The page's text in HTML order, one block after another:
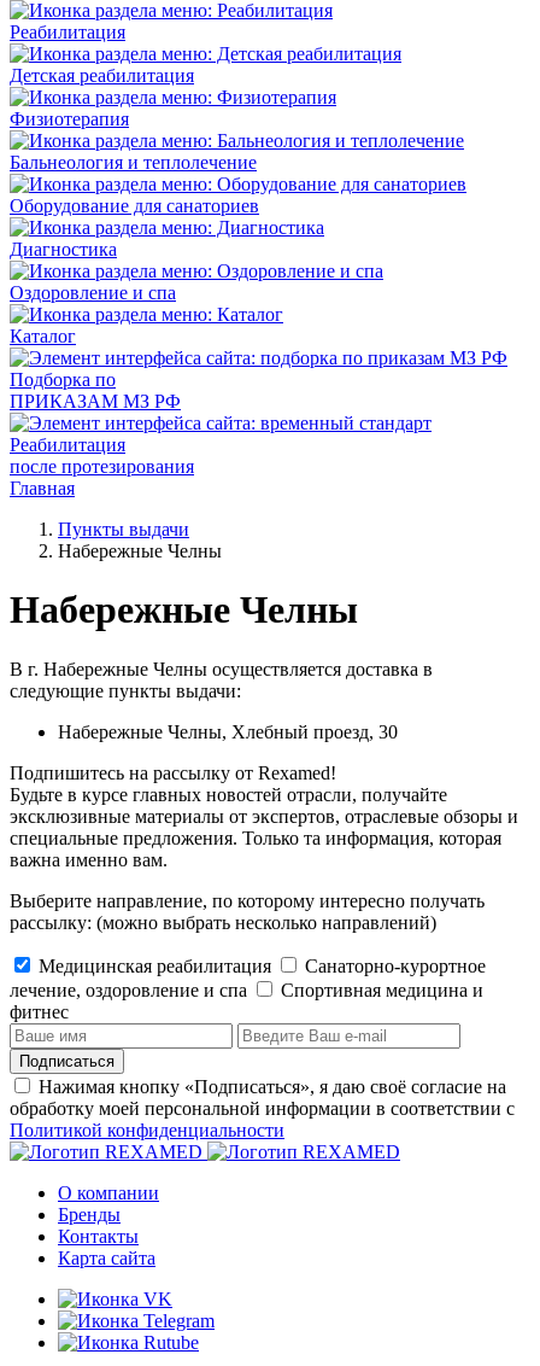
Реабилитация
Детская реабилитация
Физиотерапия
Бальнеология и теплолечение
Оборудование для санаториев
Диагностика
Оздоровление и спа
Каталог
Подборка по
ПРИКАЗАМ МЗ РФ
Реабилитация
после протезирования
Главная
Пункты выдачи
Набережные Челны
Набережные Челны
В г. Набережные Челны осуществляется доставка в
следующие пункты выдачи:
Набережные Челны, Хлебный проезд, 30
Подпишитесь на рассылку от Rexamed!
Будьте в курсе главных новостей отрасли, получайте
эксклюзивные материалы от экспертов, отраслевые обзоры и
специальные предложения. Только та информация, которая
важна именно вам.
Выберите направление, по которому интересно получать
рассылку: (можно выбрать несколько направлений)
Медицинская реабилитация
Санаторно-курортное
лечение, оздоровление и спа
Cпортивная медицина и
фитнес
Подписаться
Нажимая кнопку «Подписаться», я даю своё согласие на
обработку моей персональной информации в соответствии с
Политикой конфиденциальности
О компании
Бренды
Контакты
Карта сайта